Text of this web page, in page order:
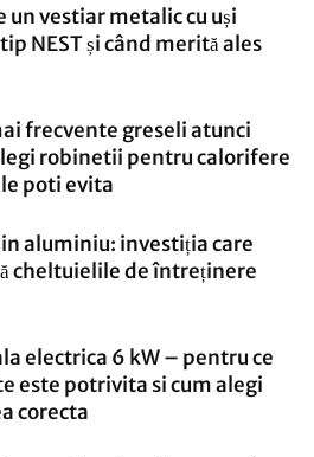
un vestiar metalic cu uși
NEST și când merită ales
frecvente greseli atunci
robinetii pentru calorifere
poti evita
aluminiu: investiția care
cheltuielile de întreținere
electrica 6 kW – pentru ce
este potrivita si cum alegi
corecta